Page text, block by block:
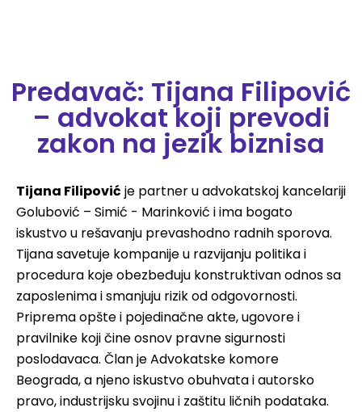
Predavač: Tijana Filipović
– advokat koji prevodi
zakon na jezik biznisa
Tijana Filipović je partner u advokatskoj kancelariji
Golubović – Simić - Marinković i ima bogato
iskustvo u rešavanju prevashodno radnih sporova.
Tijana savetuje kompanije u razvijanju politika i
procedura koje obezbeđuju konstruktivan odnos sa
zaposlenima i smanjuju rizik od odgovornosti.
Priprema opšte i pojedinačne akte, ugovore i
pravilnike koji čine osnov pravne sigurnosti
poslodavaca. Član je Advokatske komore
Beograda, a njeno iskustvo obuhvata i autorsko
pravo, industrijsku svojinu i zaštitu ličnih podataka.